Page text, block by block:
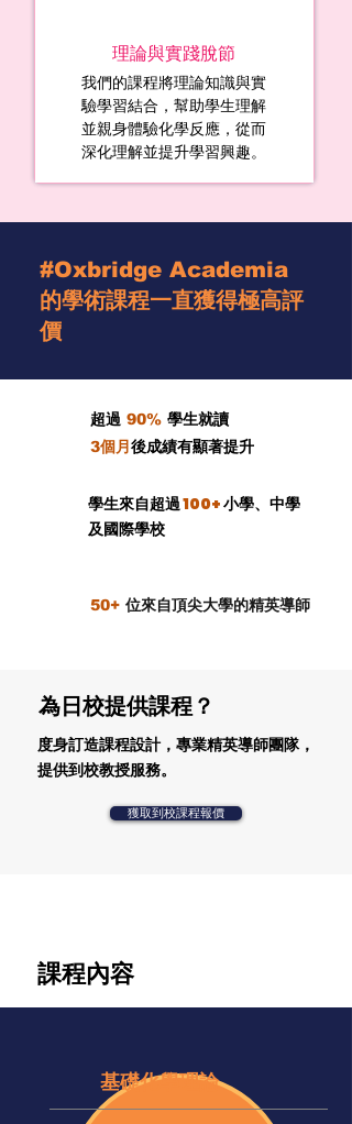
理論與實踐脫節
我們的課程將理論知識與實
驗學習結合，幫助學生理解
並親身體驗化學反應，從而
深化理解並提升學習興趣。
#Oxbridge Academia
的學術課程一直獲得極高評
價
超過 90% 學生就讀
3個月 後成績有顯著提升
學生來自超過100+小學、中學
及國際學校
50+ 位來自頂尖大學的精英導師
為日校提供課程？
度身訂造課程設計，專業精英導師團隊，
提供到校教授服務。
獲取到校課程報價
課程內容
基礎化學理論